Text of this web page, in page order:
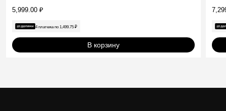
5,999.00 ₽
4 платежа по 1,499.75 ₽
В корзину